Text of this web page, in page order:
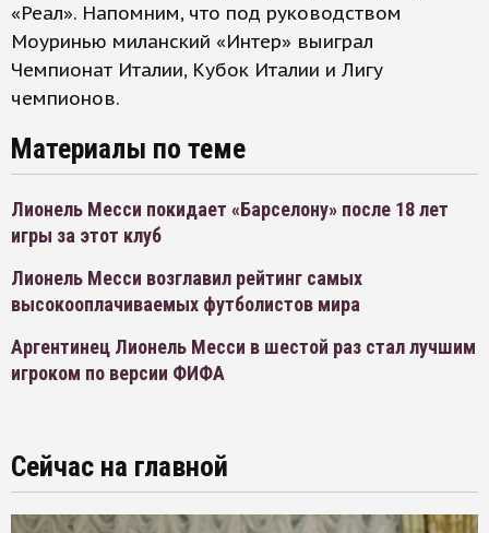
«Реал». Напомним, что под руководством
Моуринью миланский «Интер» выиграл
Чемпионат Италии, Кубок Италии и Лигу
чемпионов.
Материалы по теме
Лионель Месси покидает «Барселону» после 18 лет
игры за этот клуб
Лионель Месси возглавил рейтинг самых
высокооплачиваемых футболистов мира
Аргентинец Лионель Месси в шестой раз стал лучшим
игроком по версии ФИФА
Сейчас на главной